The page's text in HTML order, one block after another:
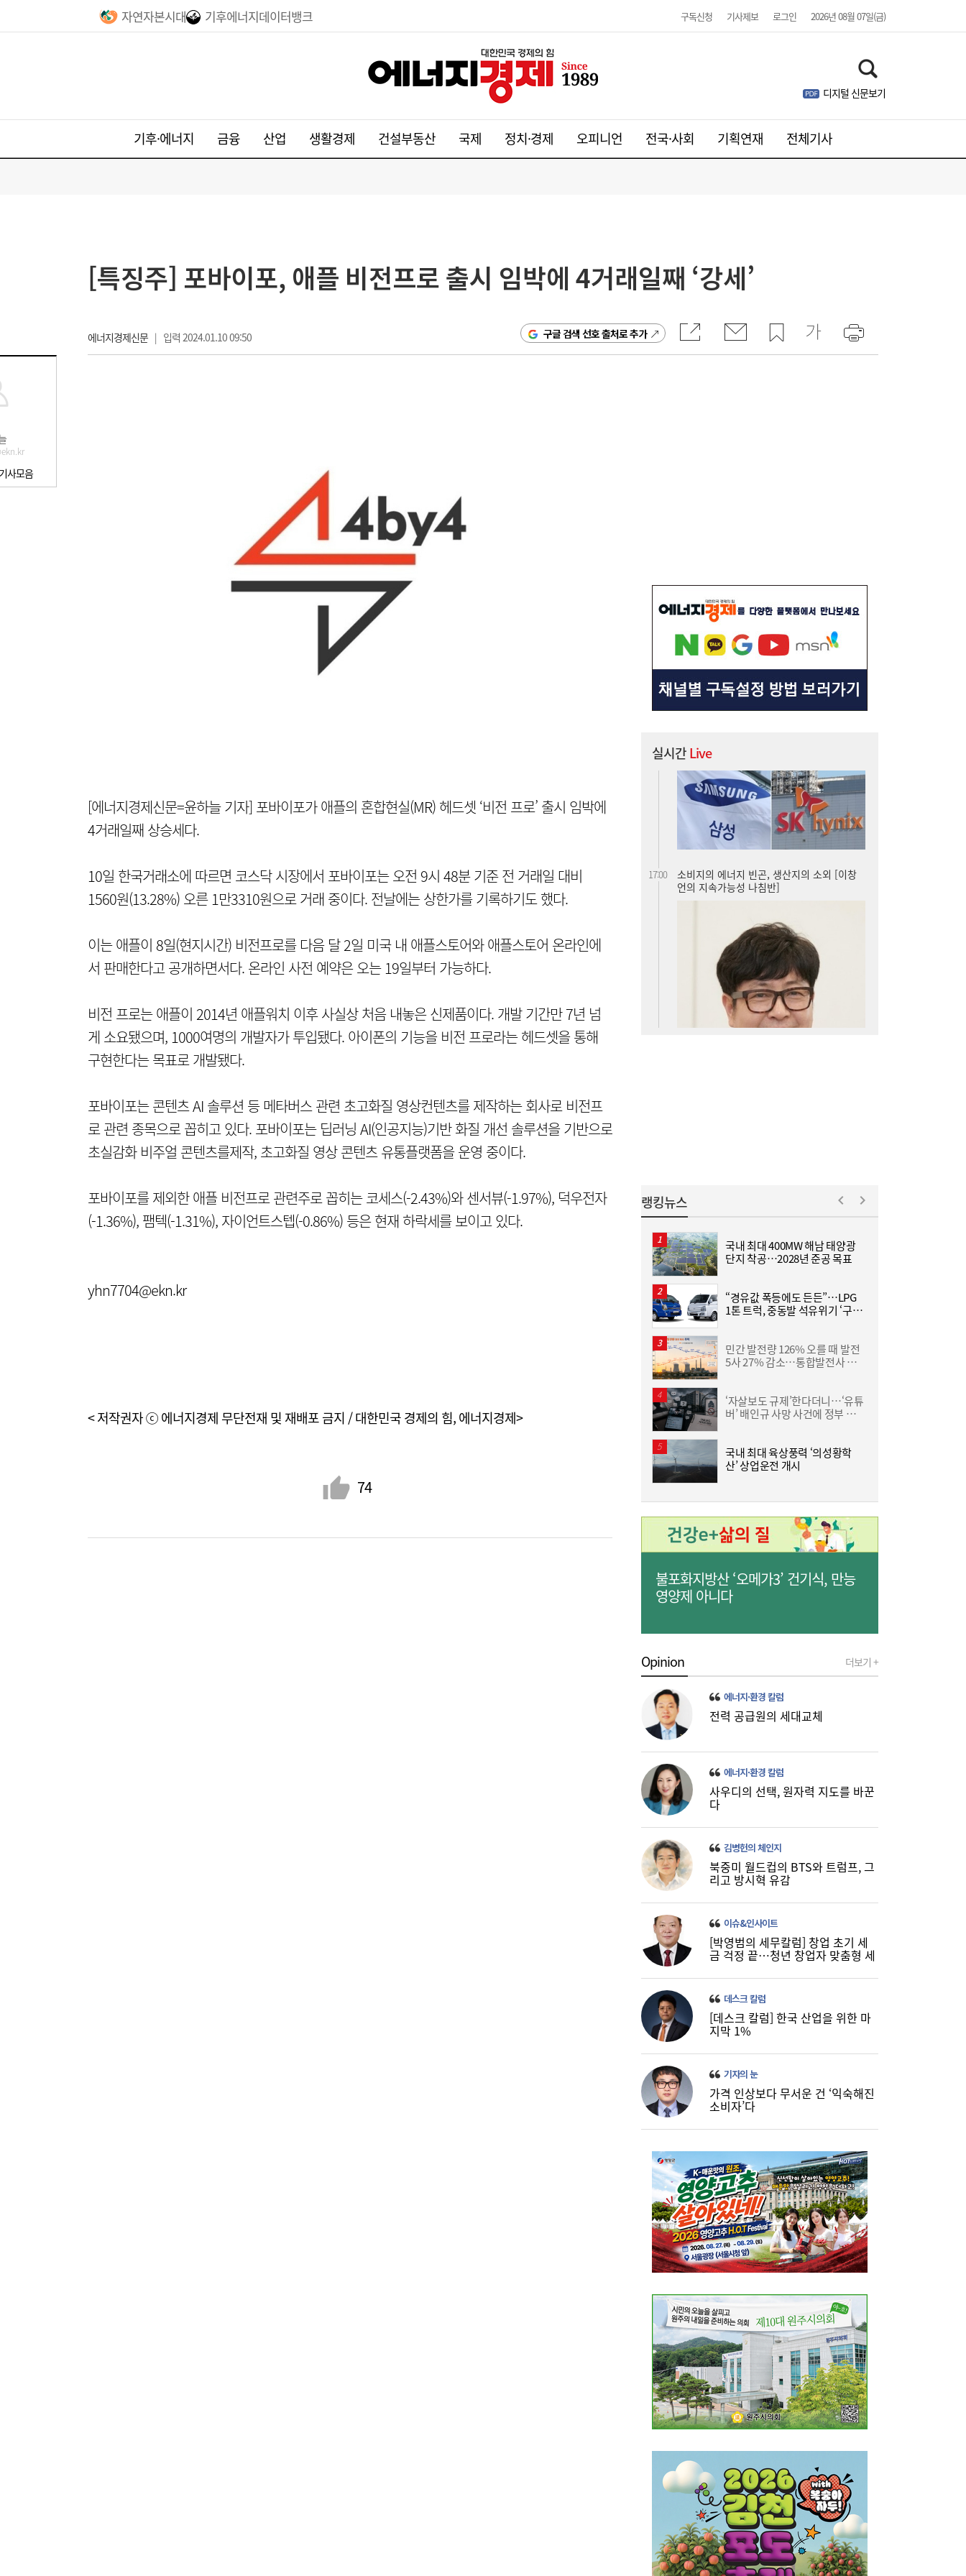
자연자본시대 기후에너지데이터뱅크 구독신청 기사제보 로그인 2026년 08월 07일(금)
디지털 신문보기
기후·에너지 금융 산업 생활경제 건설부동산 국제 정치·경제 오피니언 전국·사회 기획연재 전체기사
사모음
[특징주] 포바이포, 애플 비전프로 출시 임박에 4거래일째 ‘강세’
에너지경제신문| 입력 2024.01.10 09:50 구글 검색 선호 출처로 추가
[에너지경제신문=윤하늘 기자] 포바이포가 애플의 혼합현실(MR) 헤드셋 ‘비전 프로’ 출시 임박에
4거래일째 상승세다.
10일 한국거래소에 따르면 코스닥 시장에서 포바이포는 오전 9시 48분 기준 전 거래일 대비
1560원(13.28%) 오른 1만3310원으로 거래 중이다. 전날에는 상한가를 기록하기도 했다.
이는 애플이 8일(현지시간) 비전프로를 다음 달 2일 미국 내 애플스토어와 애플스토어 온라인에
서 판매한다고 공개하면서다. 온라인 사전 예약은 오는 19일부터 가능하다.
비전 프로는 애플이 2014년 애플워치 이후 사실상 처음 내놓은 신제품이다. 개발 기간만 7년 넘
게 소요됐으며, 1000여명의 개발자가 투입됐다. 아이폰의 기능을 비전 프로라는 헤드셋을 통해
구현한다는 목표로 개발됐다.
포바이포는 콘텐츠 AI 솔루션 등 메타버스 관련 초고화질 영상컨텐츠를 제작하는 회사로 비전프
로 관련 종목으로 꼽히고 있다. 포바이포는 딥러닝 AI(인공지능)기반 화질 개선 솔루션을 기반으로
초실감화 비주얼 콘텐츠를제작, 초고화질 영상 콘텐츠 유통플랫폼을 운영 중이다.
포바이포를 제외한 애플 비전프로 관련주로 꼽히는 코세스(-2.43%)와 센서뷰(-1.97%), 덕우전자
(-1.36%), 팸텍(-1.31%), 자이언트스텝(-0.86%) 등은 현재 하락세를 보이고 있다.
yhn7704@ekn.kr
< 저작권자 ⓒ 에너지경제 무단전재 및 재배포 금지 / 대한민국 경제의 힘, 에너지경제>
74
실시간Live
21:41
웹젠, 2분기 영업익 8.4%↓…신작은 내년에
나
고 잡지 일간베스트 10위
“3조 던진 외국인, 3조 받은 개미”...삼전닉
스, 하루 새 ‘와르르’
소비지의 에너지 빈곤, 생산지의 소외 [이창
언의 지속가능성 나침반]
16:35
[여전사 풍향계] KB국민카드, ‘유스클럽 체크
카드’ 20만장 돌파外
16:32
[금융권 풍향계] 취약계층 금융 접근성↑...기
업은행, 비대면 햇살론 출시 外
16:26
미·중에 로봇 패권 안 뺏긴다…현대차, “‘글로
벌 로봇 파운드리’ 구축할 것”
16:21
코스피, 반도체 차익실현에 4%대 급락…코
스닥은 800선 지켜내[마감시황]
16:18
LH 사장, 주택공급 속도전 위해 “보상 임시
직, 정규직보다 더 많이 주겠다”
랭킹뉴스
국내 최대 400MW 해남 태양광
단지 착공…2028년 준공 목표
“경유값 폭등에도 든든”…LPG
1톤 트럭, 중동발 석유위기 ‘구원
민간 발전량 126% 오를 때 발전
5사 27% 감소…통합발전사 출
‘자살보도 규제’한다더니…‘유튜
버’ 배인규 사망 사건에 정부 대
국내 최대 육상풍력 ‘의성황학
산’ 상업운전 개시
불포화지방산 ‘오메가3’ 건기식, 만능
영양제 아니다
Opinion 더보기 +
에너지·환경 칼럼
전력 공급원의 세대교체
에너지·환경 칼럼
사우디의 선택, 원자력 지도를 바꾼
다
김병헌의 체인지
북중미 월드컵의 BTS와 트럼프, 그
리고 방시혁 유감
이슈&인사이트
[박영범의 세무칼럼] 창업 초기 세
금 걱정 끝…청년 창업자 맞춤형 세
데스크 칼럼
[데스크 칼럼] 한국 산업을 위한 마
지막 1%
기자의 눈
가격 인상보다 무서운 건 ‘익숙해진
소비자’다